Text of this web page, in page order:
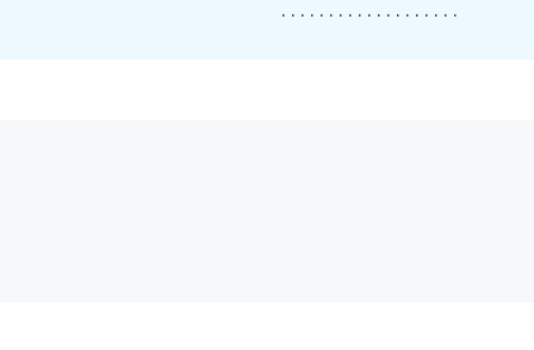
· · · · · · · · · · · · · · · · · · ·